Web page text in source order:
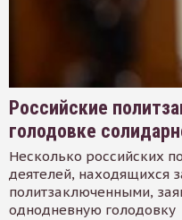
Российские
голодовке
Несколько российских
деятелей, находящихся
политзаключенными,
однодневную голодовку